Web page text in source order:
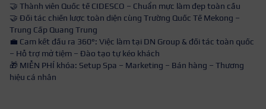
🤝 Thành viên Quốc tế CIDESCO – Chuẩn mực làm đẹp toàn cầu
🤝 Đối tác chiến lược toàn diện cùng Trường Quốc Tế Mekong –
Trung Cấp Quang Trung
💼 Cam kết đầu ra 360°: Việc làm tại DN Group & đối tác toàn quốc
– Hỗ trợ mở tiệm – Đào tạo tự kéo khách
🎁 MIỄN PHÍ khóa: Setup Spa – Marketing – Bán hàng – Thương
hiệu cá nhân